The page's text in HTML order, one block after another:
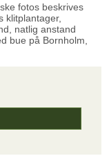
fotos beskrives
klitplantager,
natlig anstand
bue på Bornholm,